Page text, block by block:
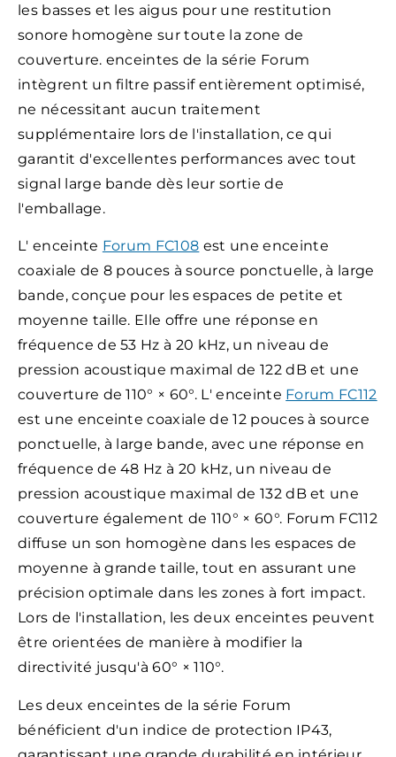
les basses et les aigus pour une restitution
sonore homogène sur toute la zone de
couverture. enceintes de la série Forum
intègrent un filtre passif entièrement optimisé,
ne nécessitant aucun traitement
supplémentaire lors de l'installation, ce qui
garantit d'excellentes performances avec tout
signal large bande dès leur sortie de
l'emballage.
L' enceinte Forum FC108 est une enceinte
coaxiale de 8 pouces à source ponctuelle, à large
bande, conçue pour les espaces de petite et
moyenne taille. Elle offre une réponse en
fréquence de 53 Hz à 20 kHz, un niveau de
pression acoustique maximal de 122 dB et une
couverture de 110° × 60°. L'enceinte Forum FC112
est une enceinte coaxiale de 12 pouces à source
ponctuelle, à large bande, avec une réponse en
fréquence de 48 Hz à 20 kHz, un niveau de
pression acoustique maximal de 132 dB et une
couverture également de 110° × 60°. Forum FC112
diffuse un son homogène dans les espaces de
moyenne à grande taille, tout en assurant une
précision optimale dans les zones à fort impact.
Lors de l'installation, les deux enceintes peuvent
être orientées de manière à modifier la
directivité jusqu'à 60° × 110°.
Les deux enceintes de la série Forum
bénéficient d'un indice de protection IP43,